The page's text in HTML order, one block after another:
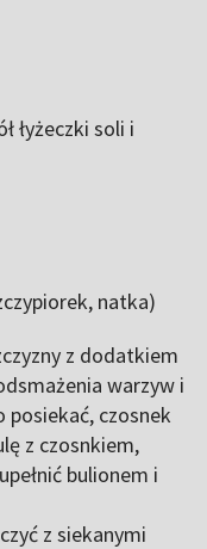
łyżeczki soli i
natka)
z dodatkiem
warzyw i
posiekać, czosnek
z czosnkiem,
bulionem i
z siekanymi